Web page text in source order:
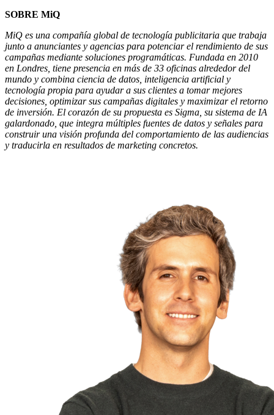
SOBRE MiQ
MiQ es una compañía global de tecnología publicitaria que trabaja
junto a anunciantes y agencias para potenciar el rendimiento de sus
campañas mediante soluciones programáticas. Fundada en 2010
en Londres, tiene presencia en más de 33 oficinas alrededor del
mundo y combina ciencia de datos, inteligencia artificial y
tecnología propia para ayudar a sus clientes a tomar mejores
decisiones, optimizar sus campañas digitales y maximizar el retorno
de inversión. El corazón de su propuesta es Sigma, su sistema de IA
galardonado, que integra múltiples fuentes de datos y señales para
construir una visión profunda del comportamiento de las audiencias
y traducirla en resultados de marketing concretos.